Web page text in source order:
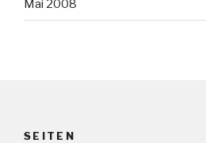
Mai 2008
SEITEN